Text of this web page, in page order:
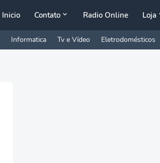
Inicio Contato Radio Online Loja
Informatica Tv e Vídeo Eletrodomésticos